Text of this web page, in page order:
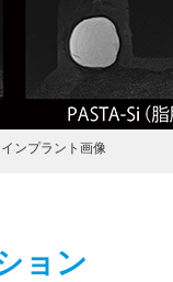
ンプラント画像
ョン